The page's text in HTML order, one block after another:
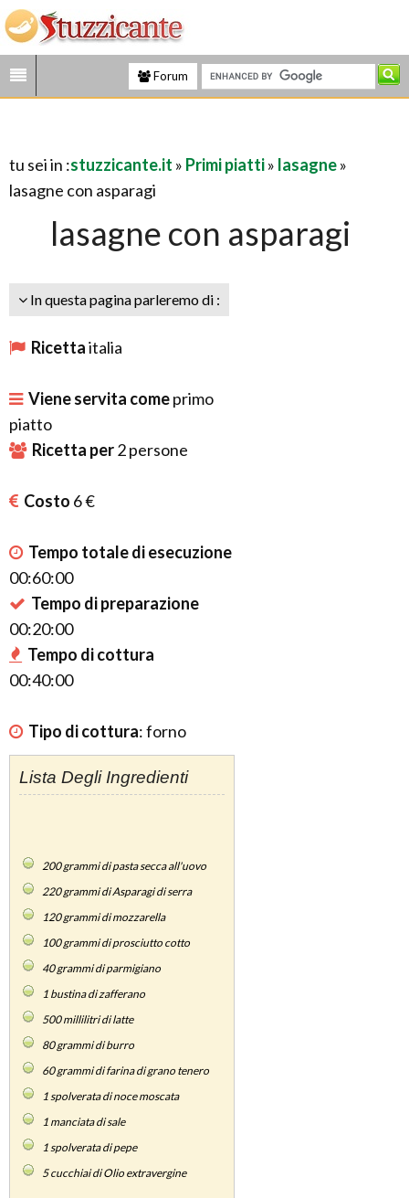
Forum
tu sei in :stuzzicante.it » Primi piatti» lasagne»
lasagne con asparagi
lasagne con asparagi
In questa pagina parleremo di :
Ricettaitalia
Viene servita comeprimo
piatto
Ricetta per2persone
Costo 6 €
Tempo totale di esecuzione
00:60:00
Tempo di preparazione
00:20:00
Tempo di cottura
00:40:00
Tipo di cottura:forno
Lista Degli Ingredienti
200grammi di pasta secca all'uovo
220grammi di Asparagi di serra
120grammi di mozzarella
100grammi di prosciutto cotto
40grammi di parmigiano
1 bustina di zafferano
500millilitri di latte
80grammi di burro
60grammi di farina di grano tenero
1spolverata di noce moscata
1 manciata di sale
1spolverata di pepe
5cucchiai di Olio extravergine